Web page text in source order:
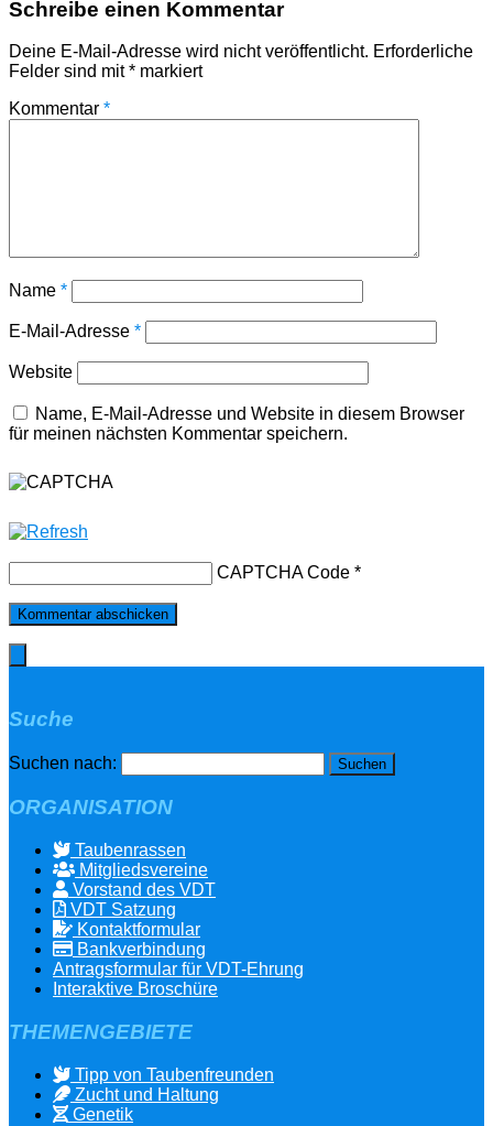
Schreibe einen Kommentar
Deine E-Mail-Adresse wird nicht veröffentlicht. Erforderliche
Felder sind mit* markiert
Kommentar *
Name *
E-Mail-Adresse *
Website
Name, E-Mail-Adresse und Website in diesem Browser
für meinen nächsten Kommentar speichern.
CAPTCHA Code *
Suche
Suchen nach:
ORGANISATION
Taubenrassen
Mitgliedsvereine
Vorstand des VDT
VDT Satzung
Kontaktformular
Bankverbindung
Antragsformular für VDT-Ehrung
Interaktive Broschüre
THEMENGEBIETE
Tipp von Taubenfreunden
Zucht und Haltung
Genetik